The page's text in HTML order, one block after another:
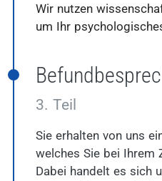
Wir nutzen
um Ihr
3. Teil
Sie erhalten von uns
welches Sie bei Ihrem
Dabei handelt es sich